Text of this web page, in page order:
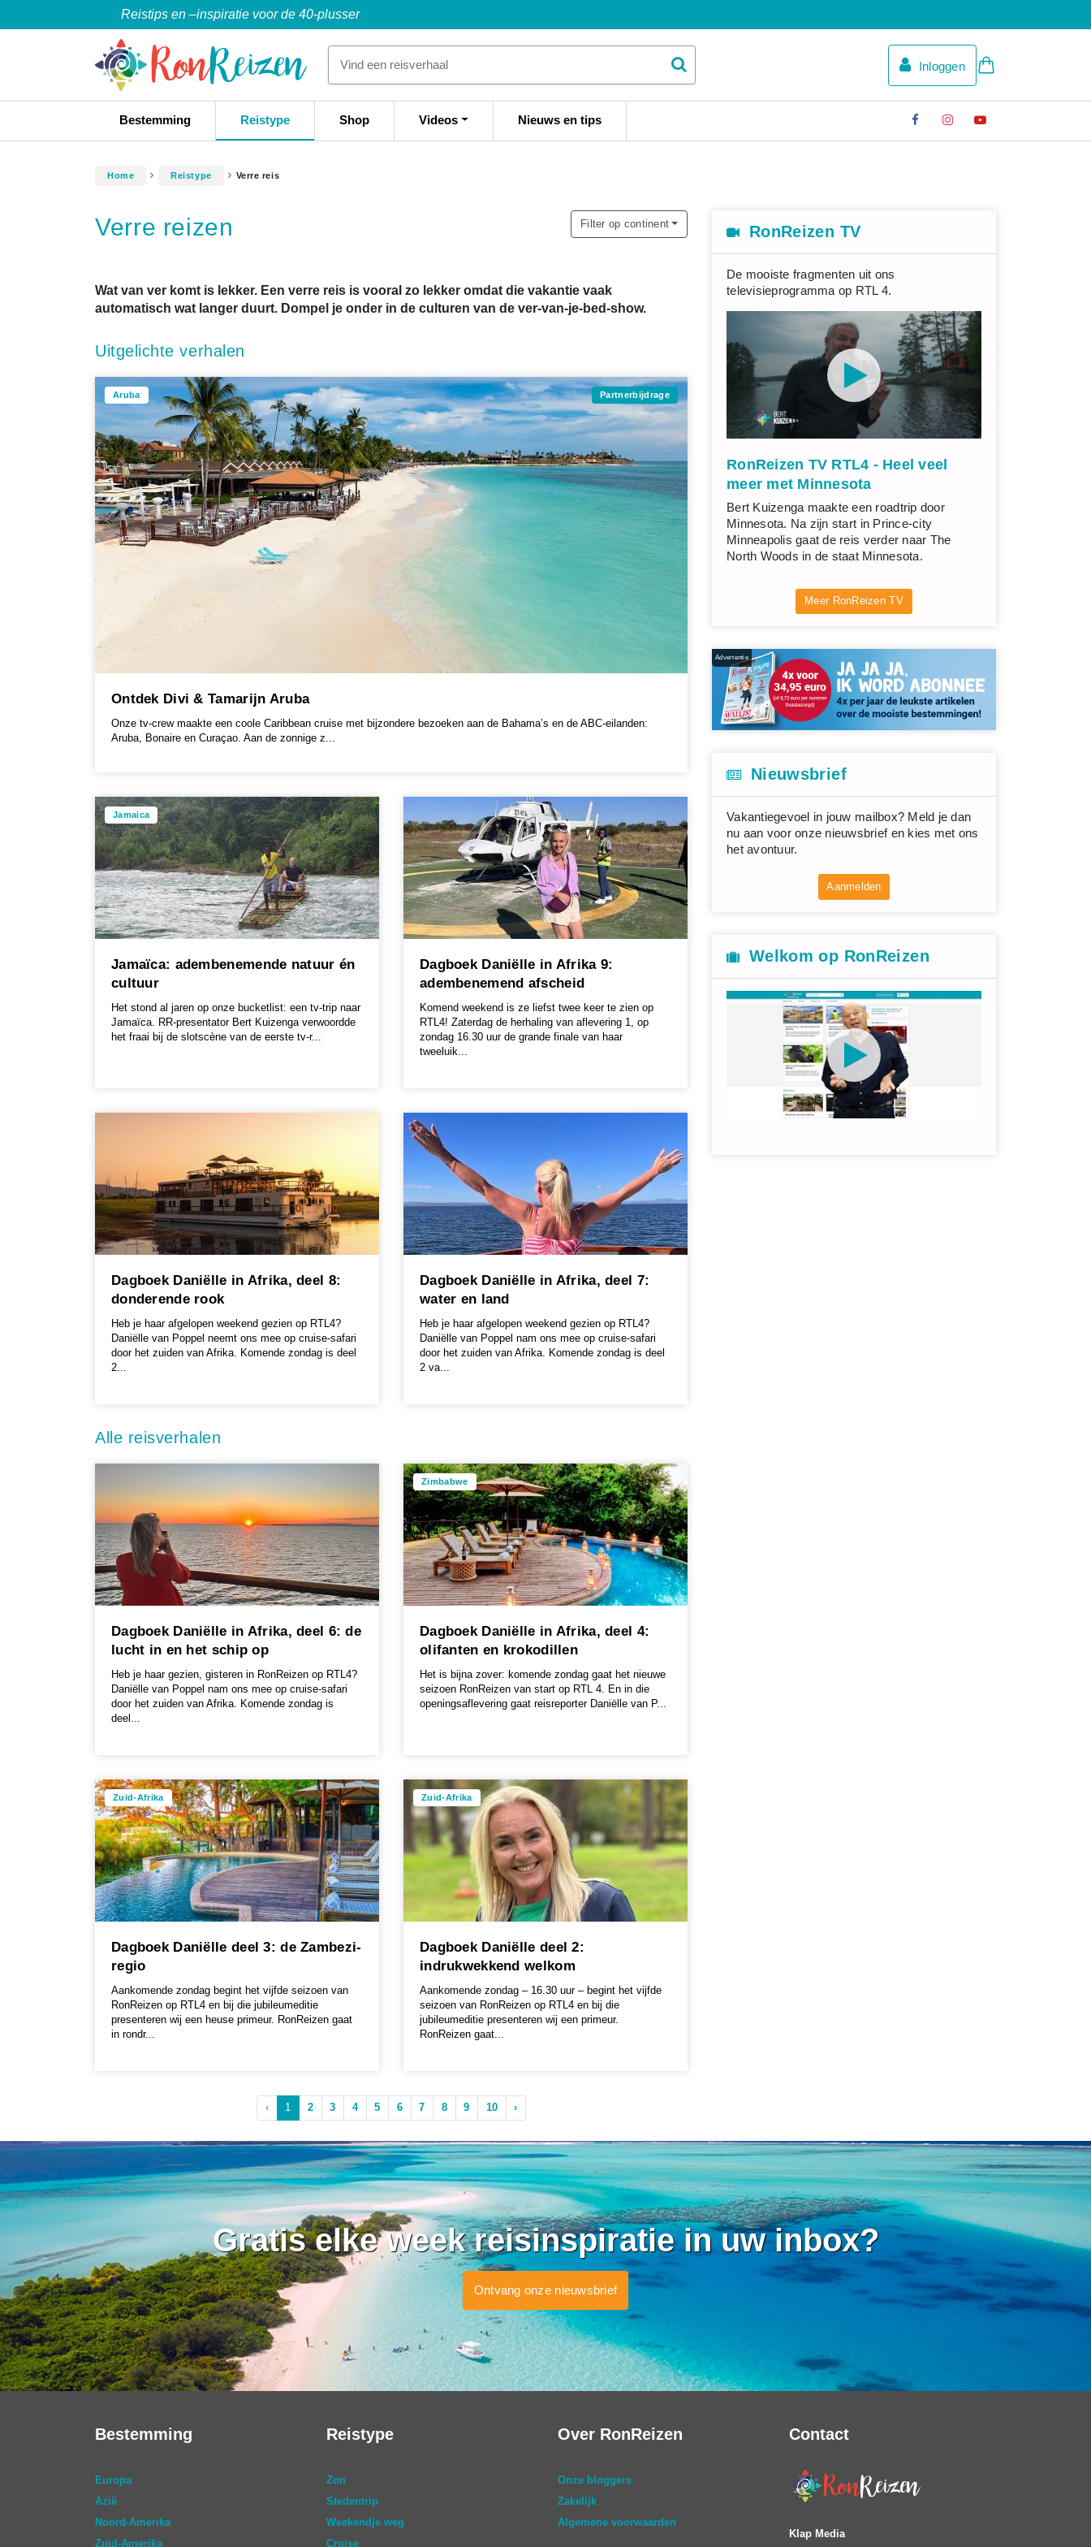
Reistips en –inspiratie voor de 40-plusser
Inloggen
Bestemming Reistype Shop Videos Nieuws en tips
Home Reistype Verre reis
Verre reizen Filter op continent
Wat van ver komt is lekker. Een verre reis is vooral zo lekker omdat die vakantie vaak
automatisch wat langer duurt. Dompel je onder in de culturen van de ver-van-je-bed-show.
Uitgelichte verhalen
Aruba Partnerbijdrage
Ontdek Divi & Tamarijn Aruba
Onze tv-crew maakte een coole Caribbean cruise met bijzondere bezoeken aan de Bahama’s en de ABC-eilanden:
Aruba, Bonaire en Curaçao. Aan de zonnige z...
Jamaica
Jamaïca: adembenemende natuur én
cultuur
Het stond al jaren op onze bucketlist: een tv-trip naar
Jamaïca. RR-presentator Bert Kuizenga verwoordde
het fraai bij de slotscène van de eerste tv-r...
Dagboek Daniëlle in Afrika 9:
adembenemend afscheid
Komend weekend is ze liefst twee keer te zien op
RTL4! Zaterdag de herhaling van aflevering 1, op
zondag 16.30 uur de grande finale van haar
tweeluik...
Dagboek Daniëlle in Afrika, deel 8:
donderende rook
Heb je haar afgelopen weekend gezien op RTL4?
Daniëlle van Poppel neemt ons mee op cruise-safari
door het zuiden van Afrika. Komende zondag is deel
2...
Dagboek Daniëlle in Afrika, deel 7:
water en land
Heb je haar afgelopen weekend gezien op RTL4?
Daniëlle van Poppel nam ons mee op cruise-safari
door het zuiden van Afrika. Komende zondag is deel
2 va...
Alle reisverhalen
Dagboek Daniëlle in Afrika, deel 6: de
lucht in en het schip op
Heb je haar gezien, gisteren in RonReizen op RTL4?
Daniëlle van Poppel nam ons mee op cruise-safari
door het zuiden van Afrika. Komende zondag is
deel...
Zimbabwe
Dagboek Daniëlle in Afrika, deel 4:
olifanten en krokodillen
Het is bijna zover: komende zondag gaat het nieuwe
seizoen RonReizen van start op RTL 4. En in die
openingsaflevering gaat reisreporter Daniëlle van P...
Zuid-Afrika
Dagboek Daniëlle deel 3: de Zambezi-
regio
Aankomende zondag begint het vijfde seizoen van
RonReizen op RTL4 en bij die jubileumeditie
presenteren wij een heuse primeur. RonReizen gaat
in rondr...
Zuid-Afrika
Dagboek Daniëlle deel 2:
indrukwekkend welkom
Aankomende zondag – 16.30 uur – begint het vijfde
seizoen van RonReizen op RTL4 en bij die
jubileumeditie presenteren wij een primeur.
RonReizen gaat...
‹ 1 2 3 4 5 6 7 8 9 10 ›
RonReizen TV
De mooiste fragmenten uit ons
televisieprogramma op RTL 4.
RonReizen TV RTL4 - Heel veel
meer met Minnesota
Bert Kuizenga maakte een roadtrip door
Minnesota. Na zijn start in Prince-city
Minneapolis gaat de reis verder naar The
North Woods in de staat Minnesota.
Meer RonReizen TV
Advertentie
Nieuwsbrief
Vakantiegevoel in jouw mailbox? Meld je dan
nu aan voor onze nieuwsbrief en kies met ons
het avontuur.
Aanmelden
Welkom op RonReizen
Gratis elke week reisinspiratie in uw inbox?
Ontvang onze nieuwsbrief
Bestemming
Europa
Azië
Noord-Amerika
Zuid-Amerika
Reistype
Zon
Stedentrip
Weekendje weg
Cruise
Over RonReizen
Onze bloggers
Zakelijk
Algemene voorwaarden
Contact
Klap Media